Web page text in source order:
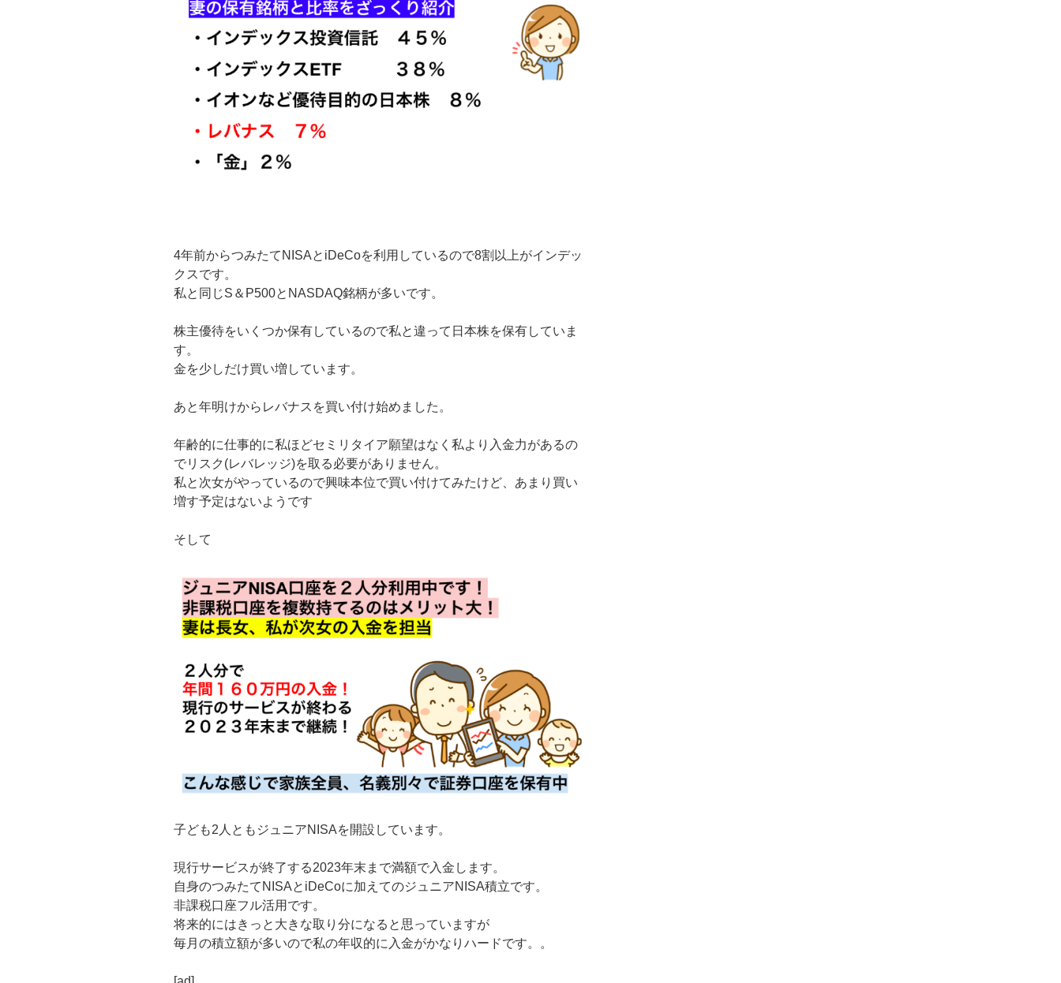
4年前からつみたてNISAとiDeCoを利用しているので8割以上がインデッ
クスです。
私と同じS＆P500とNASDAQ銘柄が多いです。
株主優待をいくつか保有しているので私と違って日本株を保有していま
す。
金を少しだけ買い増しています。
あと年明けからレバナスを買い付け始めました。
年齢的に仕事的に私ほどセミリタイア願望はなく私より入金力があるの
でリスク(レバレッジ)を取る必要がありません。
私と次女がやっているので興味本位で買い付けてみたけど、あまり買い
増す予定はないようです
そして
子ども2人ともジュニアNISAを開設しています。
現行サービスが終了する2023年末まで満額で入金します。
自身のつみたてNISAとiDeCoに加えてのジュニアNISA積立です。
非課税口座フル活用です。
将来的にはきっと大きな取り分になると思っていますが
毎月の積立額が多いので私の年収的に入金がかなりハードです。。